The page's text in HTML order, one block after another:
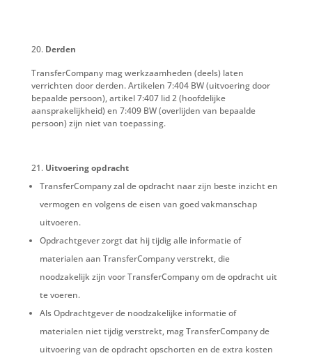
Derden
TransferCompany mag werkzaamheden (deels) laten
verrichten door derden. Artikelen 7:404 BW (uitvoering door
bepaalde persoon), artikel 7:407 lid 2 (hoofdelijke
aansprakelijkheid) en 7:409 BW (overlijden van bepaalde
persoon) zijn niet van toepassing.
Uitvoering opdracht
TransferCompany zal de opdracht naar zijn beste inzicht en
vermogen en volgens de eisen van goed vakmanschap
uitvoeren.
Opdrachtgever zorgt dat hij tijdig alle informatie of
materialen aan TransferCompany verstrekt, die
noodzakelijk zijn voor TransferCompany om de opdracht uit
te voeren.
Als Opdrachtgever de noodzakelijke informatie of
materialen niet tijdig verstrekt, mag TransferCompany de
uitvoering van de opdracht opschorten en de extra kosten